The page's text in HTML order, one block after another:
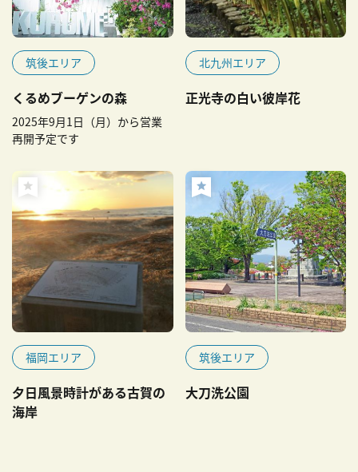
筑後エリア
くるめブーゲンの森
2025年9月1日（月）から営業
再開予定です
北九州エリア
正光寺の白い彼岸花
福岡エリア
夕日風景時計がある古賀の
海岸
筑後エリア
大刀洗公園